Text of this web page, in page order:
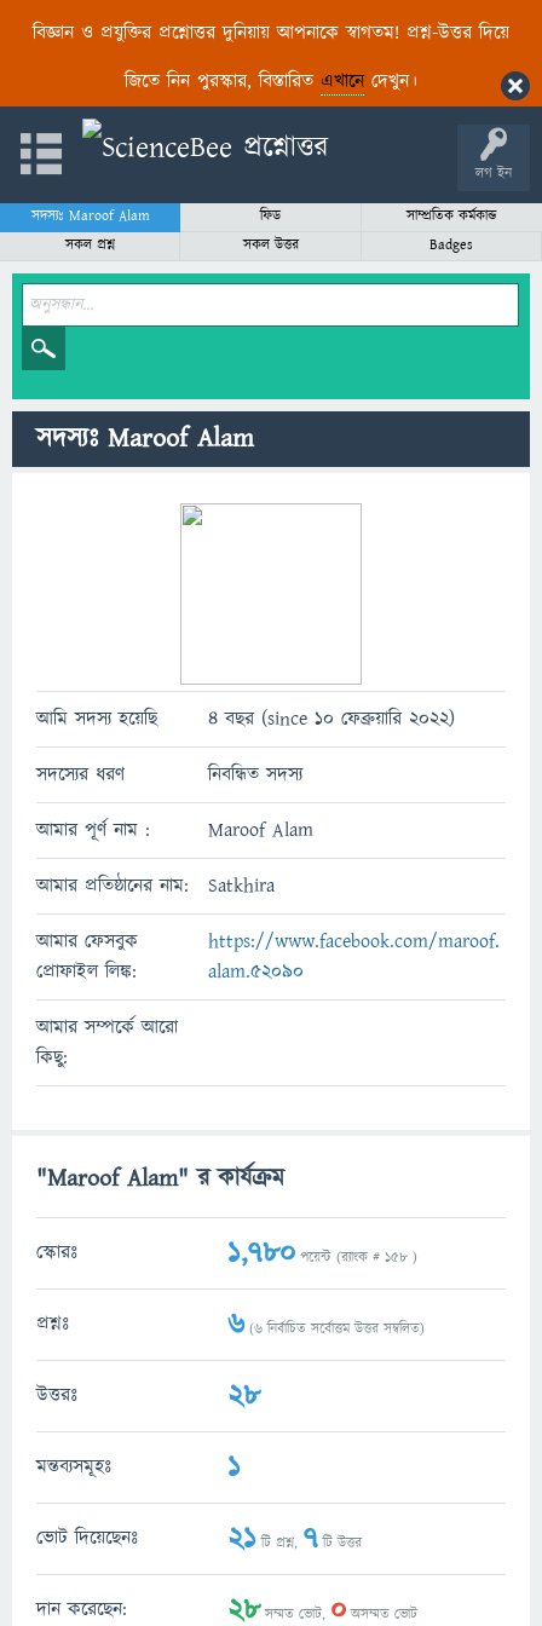
বিজ্ঞান ও প্রযুক্তির প্রশ্নোত্তর দুনিয়ায় আপনাকে স্বাগতম! প্রশ্ন-উত্তর দিয়ে
জিতে নিন পুরস্কার, বিস্তারিত এখানেদেখুন।
লগ ইন
সদস্যঃ Maroof Alam ফিড
সাম্প্রতিক কর্মকান্ড
সকল প্রশ্ন
সকল উত্তর Badges
সদস্যঃ Maroof Alam
আমি সদস্য হয়েছি 4 বছর (since 10 ফেব্রুয়ারি 2022)
সদস্যের ধরণ নিবন্ধিত সদস্য
আমার পূর্ণ নাম : Maroof Alam
আমার প্রতিষ্ঠানের নাম: Satkhira
আমার ফেসবুক
প্রোফাইল লিঙ্ক:
https://www.facebook.com/maroof.
alam.52090
আমার সম্পর্কে আরো
কিছু:
"Maroof Alam" র কার্যক্রম
স্কোরঃ 1,780 পয়েন্ট (র‌্যাংক # 158 )
প্রশ্নঃ 6(6নির্বাচিত সর্বোত্তম উত্তর সম্বলিত)
উত্তরঃ 28
মন্তব্যসমূহঃ 1
ভোট দিয়েছেনঃ 21টি প্রশ্ন, 7টি উত্তর
দান করেছেন: 28সম্মত ভোট, 0অসম্মত ভোট